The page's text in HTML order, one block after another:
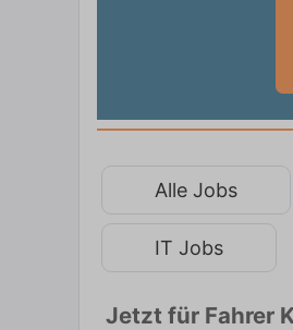
Alle Jobs
IT Jobs
Jetzt für Fahrer